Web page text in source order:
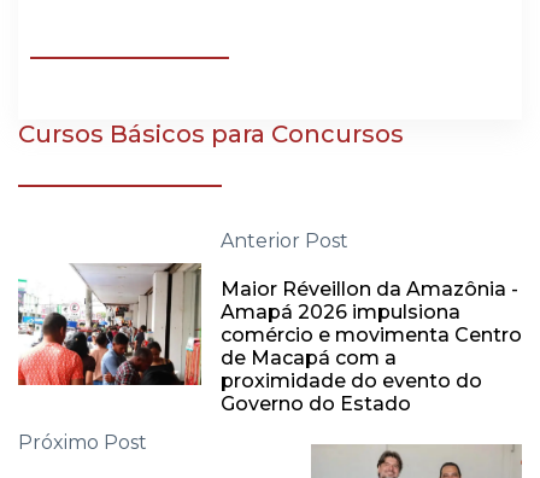
Cursos Básicos para Concursos
Anterior Post
Maior Réveillon da Amazônia -
Amapá 2026 impulsiona
comércio e movimenta Centro
de Macapá com a
proximidade do evento do
Governo do Estado
Próximo Post